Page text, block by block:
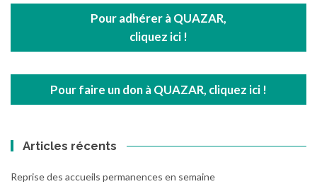
Pour adhérer à QUAZAR,
cliquez ici !
Pour faire un don à QUAZAR, cliquez ici !
Articles récents
Reprise des accueils permanences en semaine